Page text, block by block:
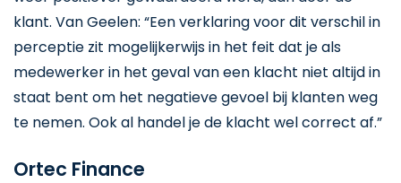
klant. Van Geelen: “Een verklaring voor dit verschil in
perceptie zit mogelijkerwijs in het feit dat je als
medewerker in het geval van een klacht niet altijd in
staat bent om het negatieve gevoel bij klanten weg
te nemen. Ook al handel je de klacht wel correct af.”
Ortec Finance